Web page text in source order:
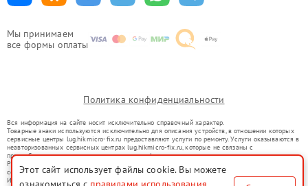
Мы принимаем
все формы оплаты
Политика конфиденциальности
Вся информация на сайте носит исключительно справочный характер.
Товарные знаки используются исключительно для описания устройств, в отношении которых
сервисные центры lug.hikmicro-fix.ru предоставляют услуги по ремонту. Услуги оказываются в
неавторизованных сервисных центрах lug.hikmicro-fix.ru, которые не связаны с
правообладателями товарных знаков или их официальными представителями.
Ремонт осуществляется для устройств, уже введенных в гражданский оборот в соответствии
со статьей 1487 ГК РФ.
Использование товарных знаков не преследует цели индивидуализации услуг или введения
Этот сайт использует файлы cookie. Вы можете